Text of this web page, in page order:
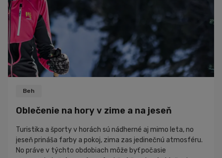
Beh
Oblečenie na hory v zime a na jeseň
Turistika a športy v horách sú nádherné aj mimo leta, no
jeseň prináša farby a pokoj, zima zas jedinečnú atmosféru.
No práve v týchto obdobiach môže byť počasie